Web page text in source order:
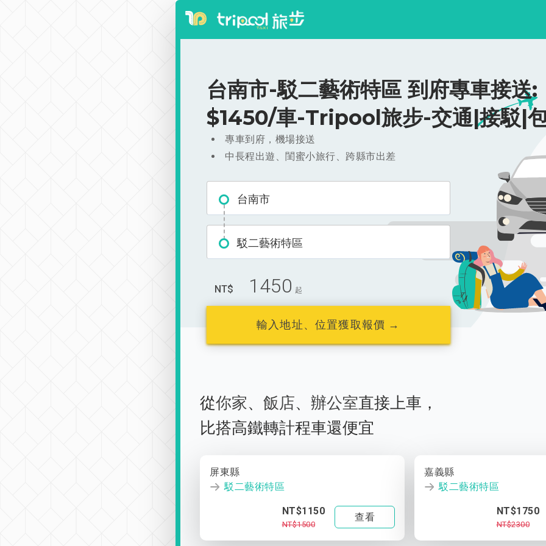
台南市-駁二藝術特區 到府專車接送:
$1450/車-Tripool旅步-交通|接駁|
專車到府，機場接送
中長程出遊、閨蜜小旅行、跨縣市出差
台南市
駁二藝術特區
NT$ 1450 起
輸入地址、位置獲取報價 →
從你家、 飯店、 辦公室直接上車，
比搭高鐵轉計程車還便宜
屏東縣
駁二藝術特區
NT$1150
NT$1500
查看
嘉義縣
駁二藝術特區
NT$1750
NT$2300